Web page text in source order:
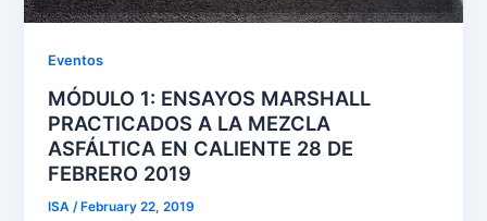
Eventos
MÓDULO 1: ENSAYOS MARSHALL
PRACTICADOS A LA MEZCLA
ASFÁLTICA EN CALIENTE 28 DE
FEBRERO 2019
ISA /February 22, 2019